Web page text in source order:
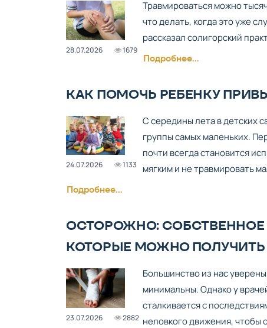
28.07.2026 1679
Травмироваться можно
что делать, когда это уже
рассказал солигорский
Подробнее...
КАК ПОМОЧЬ РЕБЕНКУ
24.07.2026 1133
С середины лета в детских
группы самых маленьких.
почти всегда становится
мягким и не травмировать
Подробнее...
ОСТОРОЖНО:
КОТОРЫЕ МОЖНО
23.07.2026 2882
Большинство из нас
минимальны. Однако у
сталкивается с
неловкого движения, чтобы